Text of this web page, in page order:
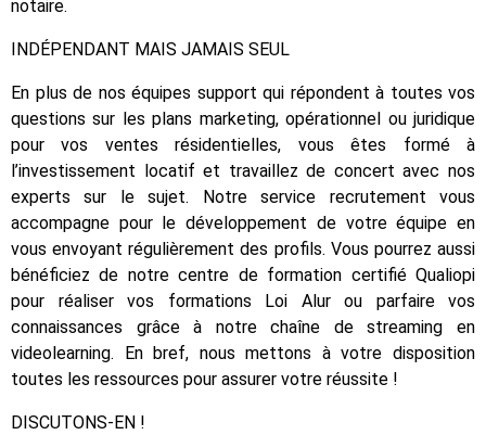
notaire.
INDÉPENDANT MAIS JAMAIS SEUL
En plus de nos équipes support qui répondent à toutes vos
questions sur les plans marketing, opérationnel ou juridique
pour vos ventes résidentielles, vous êtes formé à
l’investissement locatif et travaillez de concert avec nos
experts sur le sujet. Notre service recrutement vous
accompagne pour le développement de votre équipe en
vous envoyant régulièrement des profils. Vous pourrez aussi
bénéficiez de notre centre de formation certifié Qualiopi
pour réaliser vos formations Loi Alur ou parfaire vos
connaissances grâce à notre chaîne de streaming en
videolearning. En bref, nous mettons à votre disposition
toutes les ressources pour assurer votre réussite !
DISCUTONS-EN !